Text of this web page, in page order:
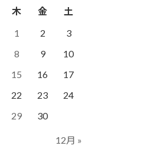
木 金
土
1
2
3
8 9
10
15 16
17
22 23
24
29 30
12月 »